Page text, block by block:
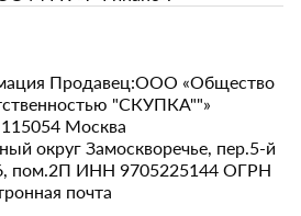
Продавец:ООО «Общество
"СКУПКА""»
Москва
округ Замоскворечье, пер.5-й
пом.2П ИНН 9705225144 ОГРН
почта